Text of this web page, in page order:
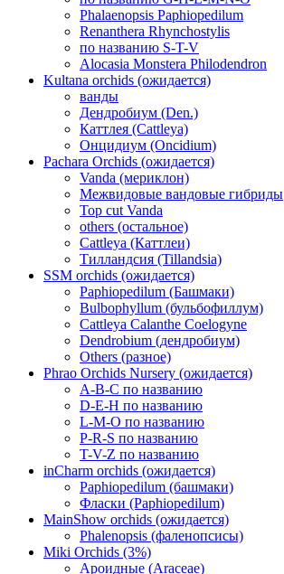
Phalaenopsis Paphiopedilum
Renanthera Rhynchostylis
по названию S-T-V
Alocasia Monstera Philodendron
Kultana orchids (ожидается)
ванды
Дендробиум (Den.)
Каттлея (Cattleya)
Онцидиум (Oncidium)
Pachara Orchids (ожидается)
Vanda (мериклон)
Межвидовые вандовые гибриды
Top cut Vanda
others (остальное)
Cattleya (Каттлеи)
Тилландсия (Tillandsia)
SSM orchids (ожидается)
Paphiopedilum (Башмаки)
Bulbophyllum (бульбофиллум)
Cattleya Calanthe Coelogyne
Dendrobium (дендробиум)
Others (разное)
Phrao Orchids Nursery (ожидается)
A-B-C по названию
D-E-H по названию
L-M-O по названию
P-R-S по названию
T-V-Z по названию
inCharm orchids (ожидается)
Paphiopedilum (башмаки)
Фласки (Paphiopedilum)
MainShow orchids (ожидается)
Phalenopsis (фаленопсисы)
Miki Orchids (3%)
Ароидные (Araceae)